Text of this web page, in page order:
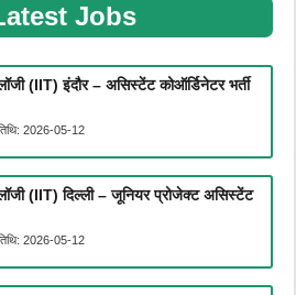
Jobs
(IIT) इंदौर – असिस्टेंट कोऑर्डिनेटर भर्ती
2026-05-12
(IIT) दिल्ली – जूनियर प्रोजेक्ट असिस्टेंट
2026-05-12